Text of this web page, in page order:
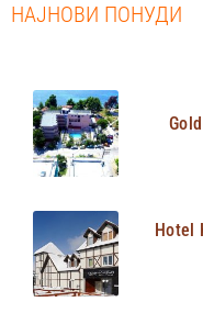
НАЈНОВИ ПОНУДИ
Hotel